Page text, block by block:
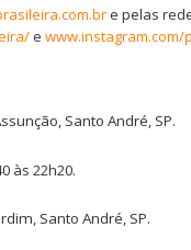
e pelas
e
Santo André, SP.
às 22h20.
Santo André, SP.